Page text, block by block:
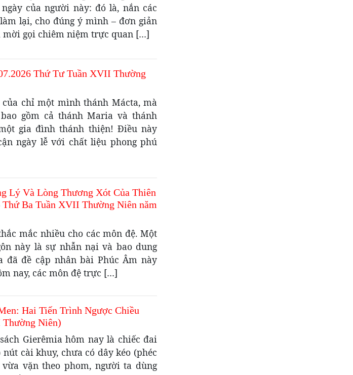
của người này: đó là, nắn các
lại, cho đúng ý mình – đơn giản
mời gọi chiêm niệm trực quan […]
Thứ Tư Tuần XVII Thường
chỉ một mình thánh Mácta, mà
gồm cả thánh Maria và thánh
gia đình thánh thiện! Điều này
ngày lễ với chất liệu phong phú
Lý Và Lòng Thương Xót Của Thiên
Ba Tuần XVII Thường Niên năm
mắc nhiều cho các môn đệ. Một
này là sự nhẫn nại và bao dung
đã đề cập nhân bài Phúc Âm này
nay, các môn đệ trực […]
Hai Tiến Trình Ngược Chiều
Niên)
Gierêmia hôm nay là chiếc đai
cài khuy, chưa có dây kéo (phéc
vặn theo phom, người ta dùng